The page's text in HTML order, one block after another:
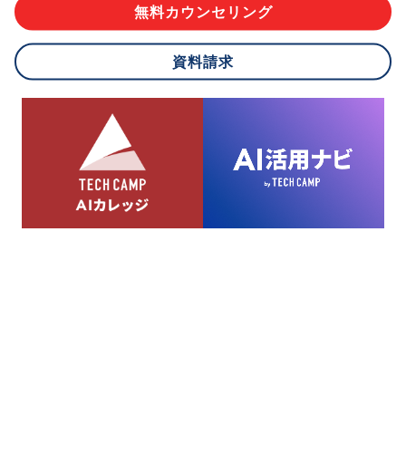
ご本人様が当社に個人情報を提供されるかどうかは任意による
応ができない場合があります。
8.cookieにより取得・分析した情報とその利用について
当社は第三者が運営するデータ・マネジメント・プラットフォ
ームからcookieにより収集されたウェブの閲覧機歴及びその分
析結果を取得し、これをお客様の個人データと結びつけた上
で、広告配信等の目的で利用いたします。
無料カウンセリング
資料請求